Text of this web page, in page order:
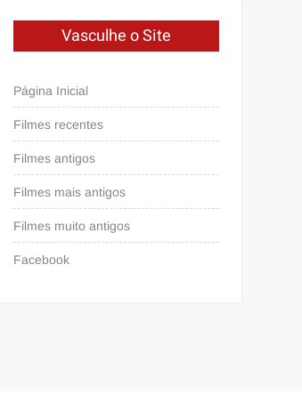
Vasculhe o Site
Página Inicial
Filmes recentes
Filmes antigos
Filmes mais antigos
Filmes muito antigos
Facebook